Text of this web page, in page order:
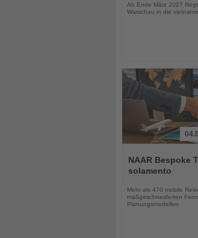
Ab Ende März 2027
Warschau in die
Sie
die
NAAR Bespoke
solamento
Mehr als 470 mobile
maßgeschneiderten
Planungsmodellen